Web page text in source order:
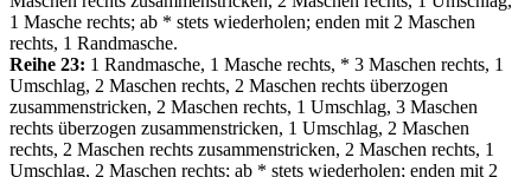
1 Masche rechts; ab * stets wiederholen; enden mit 2 Maschen
rechts, 1 Randmasche.
Reihe 23: 1 Randmasche, 1 Masche rechts, * 3 Maschen rechts, 1
Umschlag, 2 Maschen rechts, 2 Maschen rechts überzogen
zusammenstricken, 2 Maschen rechts, 1 Umschlag, 3 Maschen
rechts überzogen zusammenstricken, 1 Umschlag, 2 Maschen
rechts, 2 Maschen rechts zusammenstricken, 2 Maschen rechts, 1
Umschlag, 2 Maschen rechts; ab * stets wiederholen; enden mit 2